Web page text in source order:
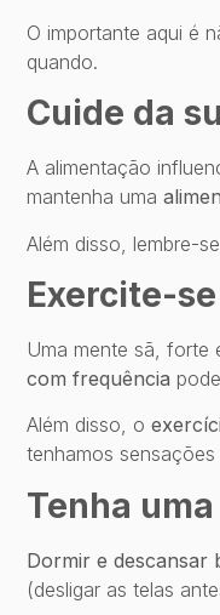
O importante aqui é
quando.
Cuide da
A alimentação
mantenha uma
Além disso, lembre-
Exercite-
Uma mente sã, forte
com frequência
Além disso, o
tenhamos
Tenha
Dormir e descansar
(desligar as telas